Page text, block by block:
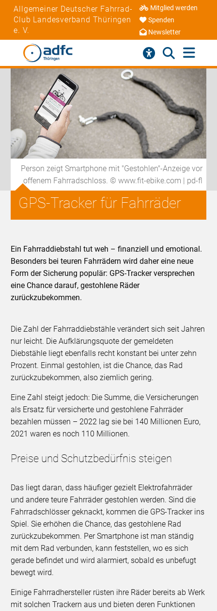
Allgemeiner Deutscher Fahrrad-
Club Landesverband Thüringen
e. V.
Mitglied werden
Spenden
Newsletter
Person zeigt Smartphone mit "Gestohlen"-Anzeige vor
offenem Fahrradschloss. © www.fit-ebike.com | pd-fl
GPS-Tracker für Fahrräder
Ein Fahrraddiebstahl tut weh – finanziell und emotional.
Besonders bei teuren Fahrrädern wird daher eine neue
Form der Sicherung populär: GPS-Tracker versprechen
eine Chance darauf, gestohlene Räder
zurückzubekommen.
Die Zahl der Fahrraddiebstähle verändert sich seit Jahren
nur leicht. Die Aufklärungsquote der gemeldeten
Diebstähle liegt ebenfalls recht konstant bei unter zehn
Prozent. Einmal gestohlen, ist die Chance, das Rad
zurückzubekommen, also ziemlich gering.
Eine Zahl steigt jedoch: Die Summe, die Versicherungen
als Ersatz für versicherte und gestohlene Fahrräder
bezahlen müssen – 2022 lag sie bei 140 Millionen Euro,
2021 waren es noch 110 Millionen.
Preise und Schutzbedürfnis steigen
Das liegt daran, dass häufiger gezielt Elektrofahrräder
und andere teure Fahrräder gestohlen werden. Sind die
Fahrradschlösser geknackt, kommen die GPS-Tracker ins
Spiel. Sie erhöhen die Chance, das gestohlene Rad
zurückzubekommen. Per Smartphone ist man ständig
mit dem Rad verbunden, kann feststellen, wo es sich
gerade befindet und wird alarmiert, sobald es unbefugt
bewegt wird.
Einige Fahrradhersteller rüsten ihre Räder bereits ab Werk
mit solchen Trackern aus und bieten deren Funktionen